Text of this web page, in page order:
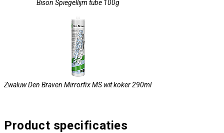
Bison Spiegellijm tube 100g
Zwaluw Den Braven Mirrorfix MS wit koker 290ml
Product specificaties